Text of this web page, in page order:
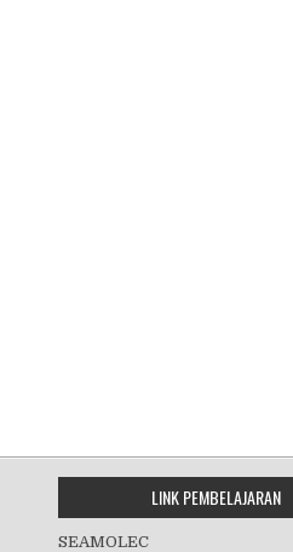
LINK PEMBELAJARAN
SEAMOLEC